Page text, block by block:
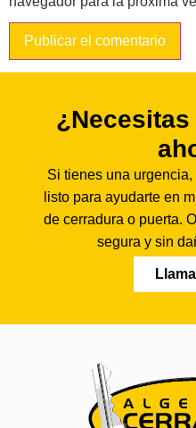
Si tienes una
listo para ayudarte en
de cerradura o puerta.
segura y sin